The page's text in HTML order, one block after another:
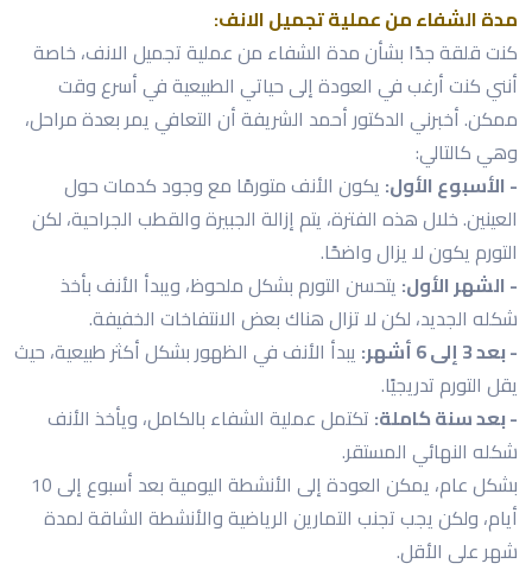
مدة الشفاء من عملية تجميل الانف:
كنت قلقة جدًا بشأن مدة الشفاء من عملية تجميل الانف، خاصة
أنني كنت أرغب في العودة إلى حياتي الطبيعية في أسرع وقت
ممكن. أخبرني الدكتور أحمد الشريفة أن التعافي يمر بعدة مراحل،
وهي كالتالي:
- الأسبوع الأول: يكون الأنف متورمًا مع وجود كدمات حول
العينين. خلال هذه الفترة، يتم إزالة الجبيرة والقطب الجراحية، لكن
التورم يكون لا يزال واضحًا.
- الشهر الأول: يتحسن التورم بشكل ملحوظ، ويبدأ الأنف بأخذ
شكله الجديد، لكن لا تزال هناك بعض الانتفاخات الخفيفة.
- بعد 3 إلى 6 أشهر:
يبدأ الأنف في الظهور بشكل أكثر طبيعية، حيث
يقل التورم تدريجيًا.
- بعد سنة كاملة: تكتمل عملية الشفاء بالكامل، ويأخذ الأنف
شكله النهائي المستقر.
بشكل عام، يمكن العودة إلى الأنشطة اليومية بعد أسبوع إلى 10
أيام، ولكن يجب تجنب التمارين الرياضية والأنشطة الشاقة لمدة
شهر على الأقل.